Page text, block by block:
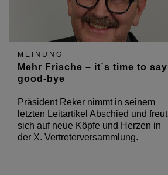
MEINUNG
Mehr Frische – it´s time to say
good-bye
Präsident Reker nimmt in seinem
letzten Leitartikel Abschied und freut
sich auf neue Köpfe und Herzen in
der X. Vertreterversammlung.